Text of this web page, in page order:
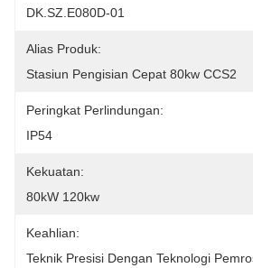
DK.SZ.E080D-01
Alias ​​Produk:
Stasiun Pengisian Cepat 80kw CCS2
Peringkat Perlindungan:
IP54
Kekuatan:
80kW 120kw
Keahlian:
Teknik Presisi Dengan Teknologi